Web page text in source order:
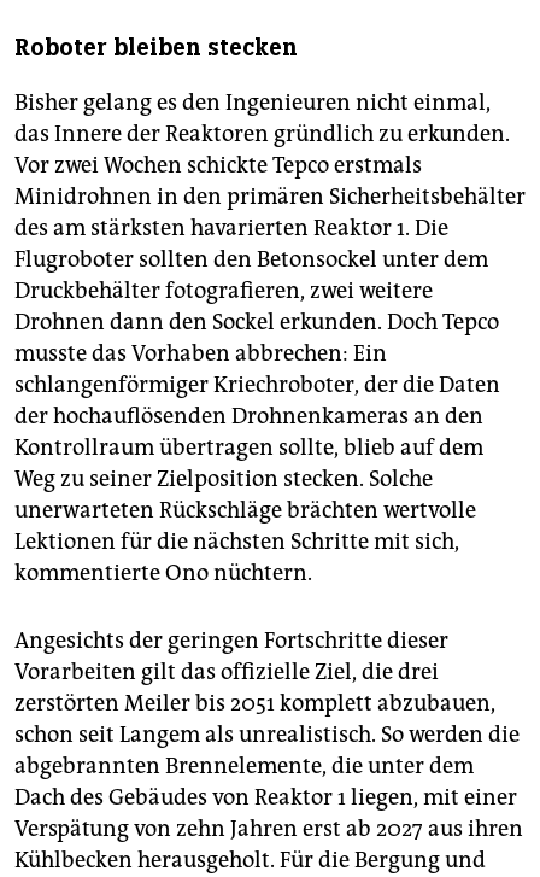
Roboter bleiben stecken
Bisher gelang es den Ingenieuren nicht einmal,
das Innere der Reaktoren gründlich zu erkunden.
Vor zwei Wochen schickte Tepco erstmals
Minidrohnen in den primären Sicherheitsbehälter
des am stärksten havarierten Reaktor 1. Die
Flugroboter sollten den Betonsockel unter dem
Druckbehälter fotografieren, zwei weitere
Drohnen dann den Sockel erkunden. Doch Tepco
musste das Vorhaben abbrechen: Ein
schlangenförmiger Kriechroboter, der die Daten
der hochauflösenden Drohnenkameras an den
Kontrollraum übertragen sollte, blieb auf dem
Weg zu seiner Zielposition stecken. Solche
unerwarteten Rückschläge brächten wertvolle
Lektionen für die nächsten Schritte mit sich,
kommentierte Ono nüchtern.
Angesichts der geringen Fortschritte dieser
Vorarbeiten gilt das offizielle Ziel, die drei
zerstörten Meiler bis 2051 komplett abzubauen,
schon seit Langem als unrealistisch. So werden die
abgebrannten Brennelemente, die unter dem
Dach des Gebäudes von Reaktor 1 liegen, mit einer
Verspätung von zehn Jahren erst ab 2027 aus ihren
Kühlbecken herausgeholt. Für die Bergung und